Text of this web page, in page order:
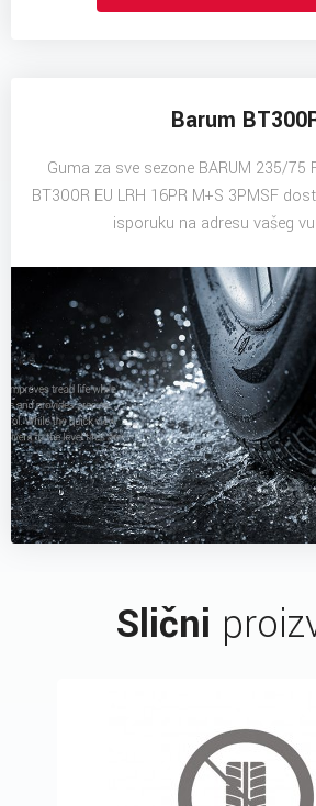
Barum
Guma za sve sezone BARUM 235/75
BT300R EU LRH 16PR M+S 3PMSF
isporuku na adresu vašeg
Slični